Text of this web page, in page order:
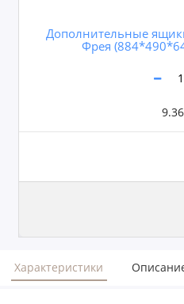
Дополнительные
Фрея
Характеристики